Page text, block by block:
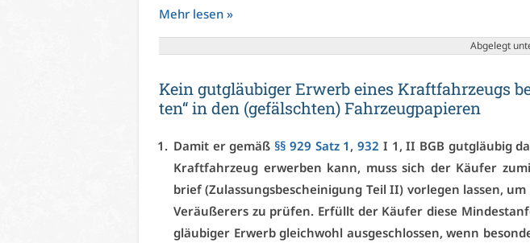
Mehr le­sen »
Ab­ge­legt
Kein gut­gläu­bi­ger Er­werb ei­nes Kraft­fahr­zeugs
ten“ in den (ge­fälsch­ten) Fahr­zeug­pa­pie­ren
Da­mit er ge­mäß§§ 929 Satz 1 ,932 I 1, II BGB gut­gläu­big
Kraft­fahr­zeug er­wer­ben kann, muss sich der Käu­fer
brief (Zu­las­sungs­be­schei­ni­gung Teil II) vor­le­gen las­sen,
Ver­äu­ße­rers zu prü­fen. Er­füllt der Käu­fer die­se
gläu­bi­ger Er­werb gleich­wohl aus­ge­schlos­sen, wenn